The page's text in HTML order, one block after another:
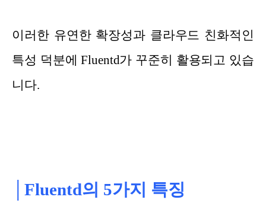
이러한 유연한 확장성과 클라우드 친화적인
특성 덕분에 Fluentd가 꾸준히 활용되고 있습
니다.
│Fluentd의 5가지 특징